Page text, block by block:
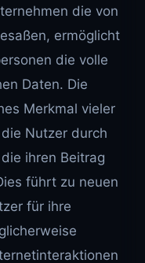
die von
ermöglicht
die volle
Daten. Die
Merkmal vieler
Nutzer durch
ihren Beitrag
führt zu neuen
für ihre